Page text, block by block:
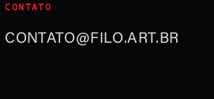
CONTATO
CONTATO@FILO.ART.BR